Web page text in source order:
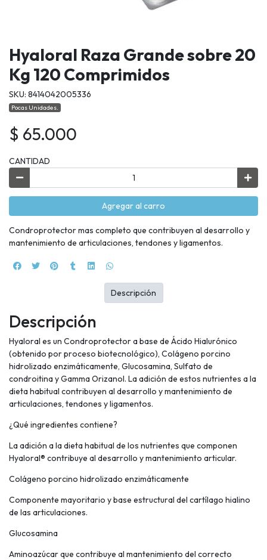
Hyaloral Raza Grande sobre 20
Kg 120 Comprimidos
SKU: 8414042005336
Pocas Unidades.
$ 65.000
CANTIDAD
Agregar al carro
Condroprotector mas completo que contribuyen al desarrollo y
mantenimiento de articulaciones, tendones y ligamentos.
Descripción
Hyaloral es un Condroprotector a base de Ácido Hialurónico
(obtenido por proceso biotecnológico), Colágeno porcino
hidrolizado enzimáticamente, Glucosamina, Sulfato de
condroitina y Gamma Orizanol. La adición de estos nutrientes a la
dieta habitual contribuyen al desarrollo y mantenimiento de
articulaciones, tendones y ligamentos.
¿Qué ingredientes contiene?
La adición a la dieta habitual de los nutrientes que componen
Hyaloral® contribuye al desarrollo y mantenimiento articular.
Colágeno porcino hidrolizado enzimáticamente
Componente mayoritario y base estructural del cartílago hialino
de las articulaciones.
Glucosamina
Aminoazúcar que contribuye al mantenimiento del correcto
Descripción